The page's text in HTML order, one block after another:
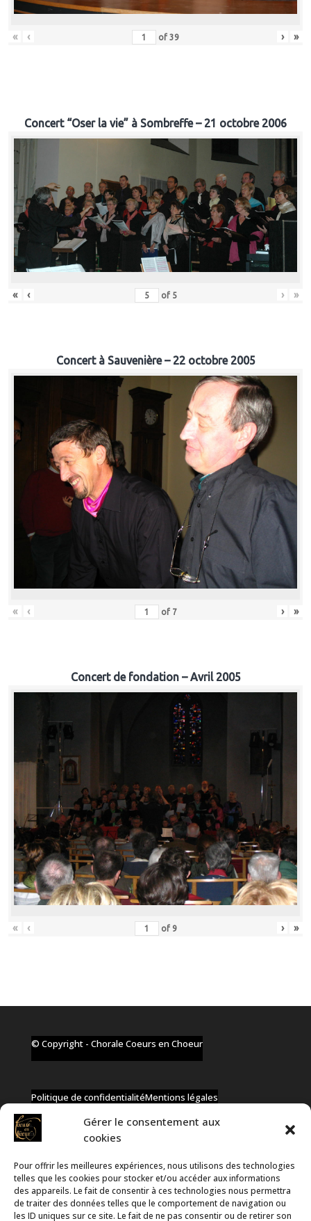
Gérer le consentement aux
cookies
Pour offrir les meilleures expériences, nous utilisons des technologies
telles que les cookies pour stocker et/ou accéder aux informations
des appareils. Le fait de consentir à ces technologies nous permettra
de traiter des données telles que le comportement de navigation ou
les ID uniques sur ce site. Le fait de ne pas consentir ou de retirer son
« ‹ of 39 › »
Concert “Oser la vie” à Sombreffe – 21 octobre 2006
« ‹ of 5 › »
Concert à Sauvenière – 22 octobre 2005
« ‹ of 7 › »
Concert de fondation – Avril 2005
« ‹ of 9 › »
© Copyright - Chorale Coeurs en Choeur
Politique de confidentialitéMentions légales
✆ +32 477 91 58 46
✉ infos@coeurs-en-choeur.be